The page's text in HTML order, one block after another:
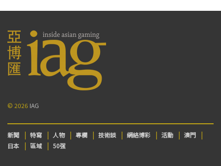
© 2026 IAG
新聞 特寫 人物 專欄 技術談 網絡博彩 活動
澳門
日本
區域 50强